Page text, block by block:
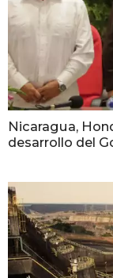
Nicaragua,
desarrollo del